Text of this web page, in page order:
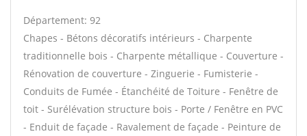
Département: 92
Chapes - Bétons décoratifs intérieurs - Charpente
traditionnelle bois - Charpente métallique - Couverture -
Rénovation de couverture - Zinguerie - Fumisterie -
Conduits de Fumée - Étanchéité de Toiture - Fenêtre de
toit - Surélévation structure bois - Porte / Fenêtre en PVC
- Enduit de façade - Ravalement de façade - Peinture de